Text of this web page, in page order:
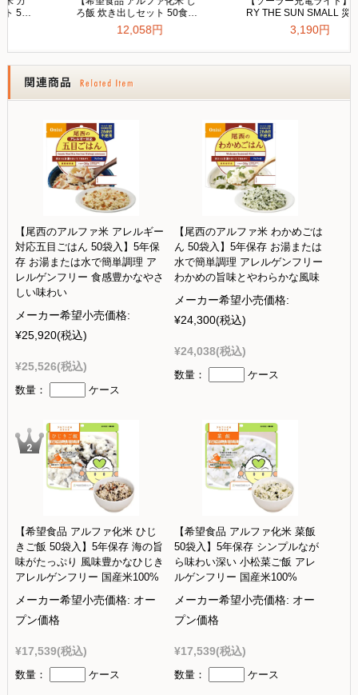
【尾西のアルファ米 アレルギー
対応五目ごはん 50袋入】5年保
存 お湯または水で簡単調理 ア
レルゲンフリー 食感豊かなやさ
しい味わい
メーカー希望小売価格:
¥25,920(税込)
¥25,526(税込)
数量： ケース
【尾西のアルファ米 わかめごは
ん 50袋入】5年保存 お湯または
水で簡単調理 アレルゲンフリー
わかめの旨味とやわらかな風味
メーカー希望小売価格:
¥24,300(税込)
¥24,038(税込)
数量： ケース
【希望食品 アルファ化米 ひじ
きご飯 50袋入】5年保存 海の旨
味がたっぷり 風味豊かなひじき
アレルゲンフリー 国産米100%
メーカー希望小売価格: オー
プン価格
¥17,539(税込)
数量： ケース
【希望食品 アルファ化米 菜飯
50袋入】5年保存 シンプルなが
ら味わい深い 小松菜ご飯 アレ
ルゲンフリー 国産米100%
メーカー希望小売価格: オー
プン価格
¥17,539(税込)
数量： ケース